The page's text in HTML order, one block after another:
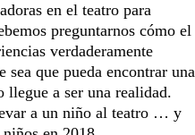
en el teatro para
preguntarnos cómo el
verdaderamente
sea que pueda encontrar una
llegue a ser una realidad.
a un niño al teatro … y